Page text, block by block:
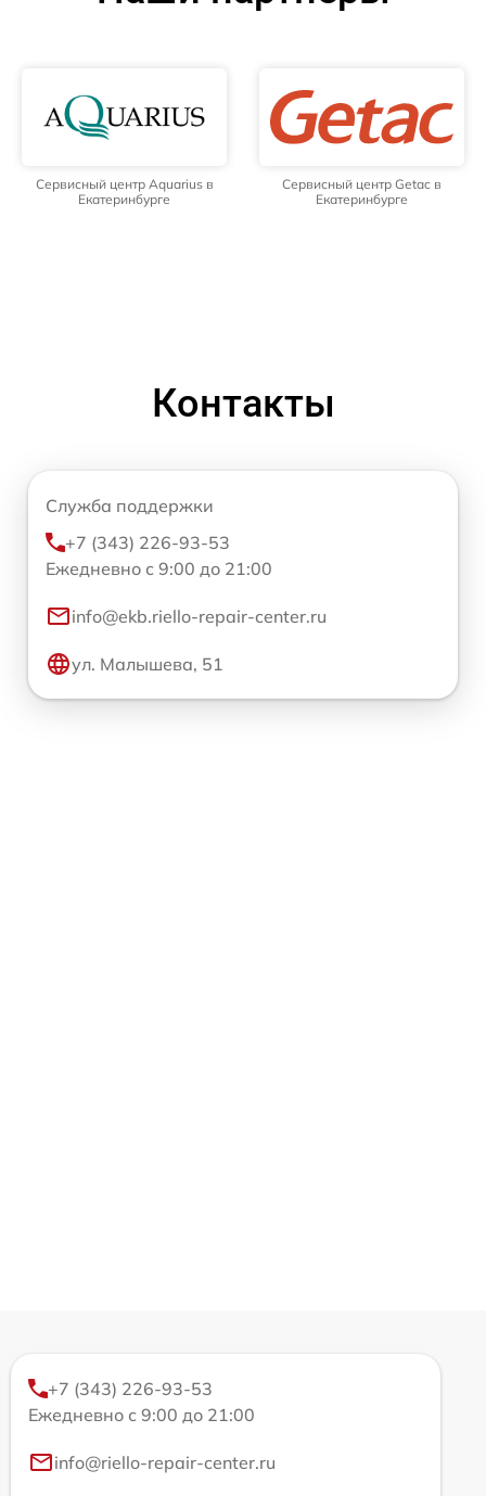
Сервисный центр Aquarius в
Екатеринбурге
Сервисный центр Getac в
Екатеринбурге
Контакты
Служба поддержки
+7 (343) 226-93-53
Ежедневно с 9:00 до 21:00
info@ekb.riello-repair-center.ru
ул. Малышева, 51
+7 (343) 226-93-53
Ежедневно с 9:00 до 21:00
info@riello-repair-center.ru